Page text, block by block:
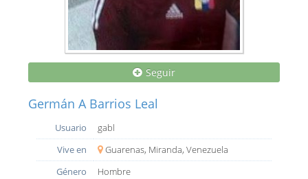
Seguir
Germán A Barrios Leal
Usuario
gabl
Vive en
Guarenas, Miranda, Venezuela
Género
Hombre